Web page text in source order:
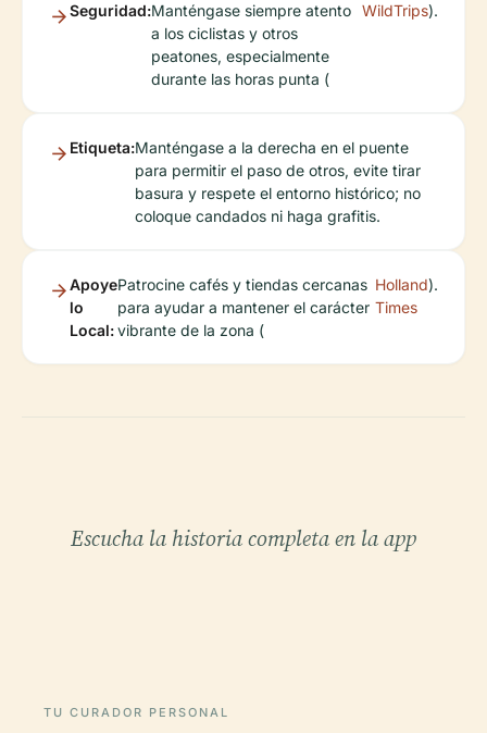
Seguridad:Manténgase siempre atento
a los ciclistas y otros
peatones, especialmente
durante las horas punta (
WildTrips).
Etiqueta:Manténgase a la derecha en el puente
para permitir el paso de otros, evite tirar
basura y respete el entorno histórico; no
coloque candados ni haga grafitis.
Apoye
lo
Local:
Patrocine cafés y tiendas cercanas
para ayudar a mantener el carácter
vibrante de la zona (
Holland
Times
).
Escucha la historia completa en la app
TU CURADOR PERSONAL